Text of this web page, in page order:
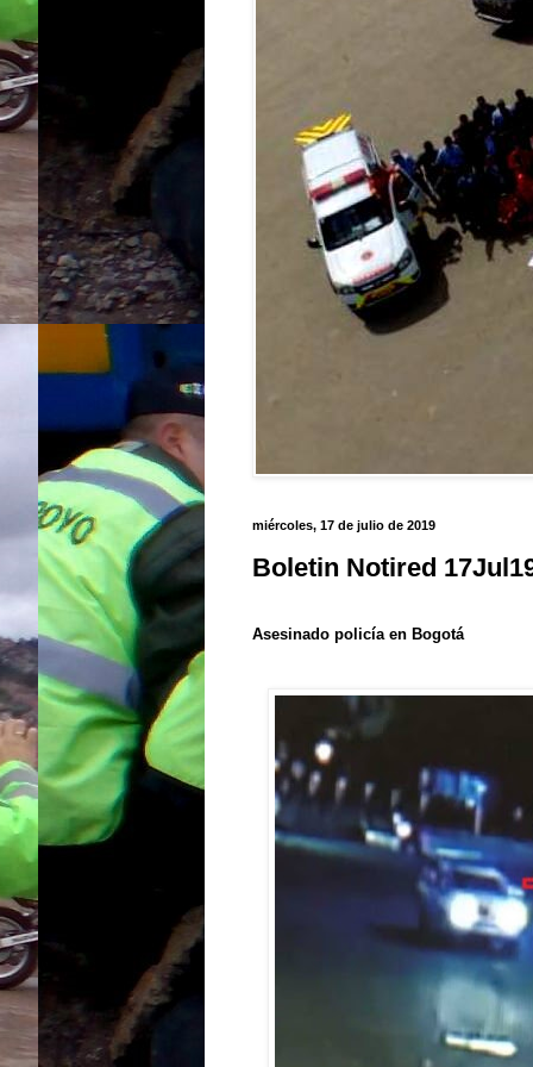
miércoles, 17 de julio de 2019
Boletin Notired
Asesinado policía en Bogotá